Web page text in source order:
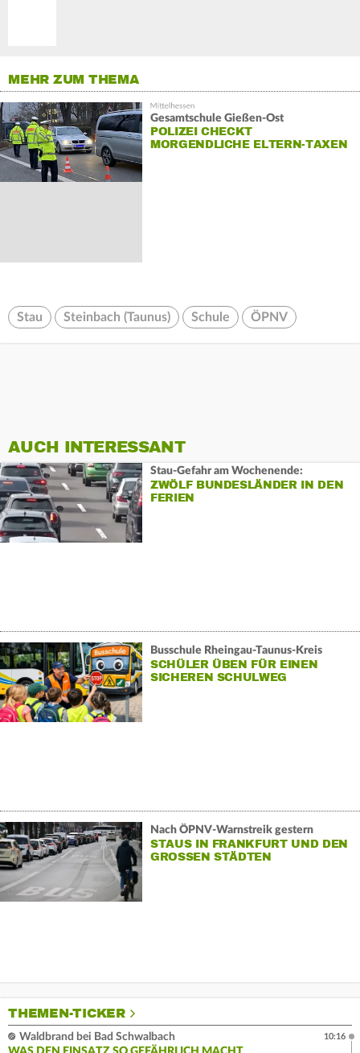
MEHR ZUM THEMA
Gesamtschule Gießen-Ost
POLIZEI CHECKT
MORGENDLICHE ELTERN-TAXEN
Stau Steinbach (Taunus) Schule ÖPNV
AUCH INTERESSANT
Stau-Gefahr am Wochenende:
ZWÖLF BUNDESLÄNDER IN DEN
FERIEN
Busschule Rheingau-Taunus-Kreis
SCHÜLER ÜBEN FÜR EINEN
SICHEREN SCHULWEG
Nach ÖPNV-Warnstreik gestern
STAUS IN FRANKFURT UND DEN
GROSSEN STÄDTEN
THEMEN-TICKER
Waldbrand bei Bad Schwalbach
10:16